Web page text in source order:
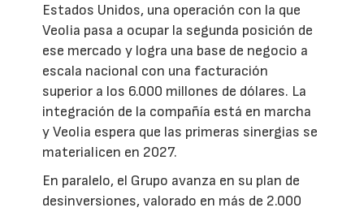
Estados Unidos, una operación con la que
Veolia pasa a ocupar la segunda posición de
ese mercado y logra una base de negocio a
escala nacional con una facturación
superior a los 6.000 millones de dólares. La
integración de la compañía está en marcha
y Veolia espera que las primeras sinergias se
materialicen en 2027.
En paralelo, el Grupo avanza en su plan de
desinversiones, valorado en más de 2.000